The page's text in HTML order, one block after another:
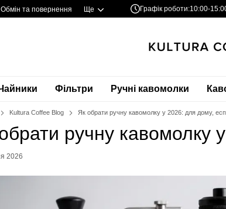
Обмін та повернення Ще Графік роботи:10:00-
Фільтри Ручні кавомолки
Kultura Coffee Blog Як обрати ручну кавомолку у 2026: для дому,
ручну кавомолку
2026